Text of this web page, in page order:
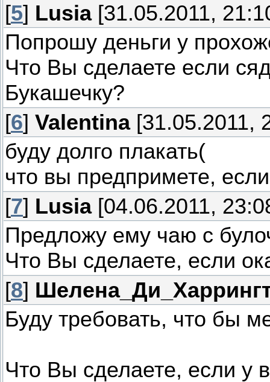
[5] Lusia[31.05.2011,
Попрошу деньги у
Что Вы сделаете если
Букашечку?
[6] Valentina[31.05.2011,
буду долго плакать(
что вы предпримете,
[7] Lusia[04.06.2011,
Предложу ему чаю с
Что Вы сделаете, если
[8]
Буду требовать, что бы
Что Вы сделаете, если у